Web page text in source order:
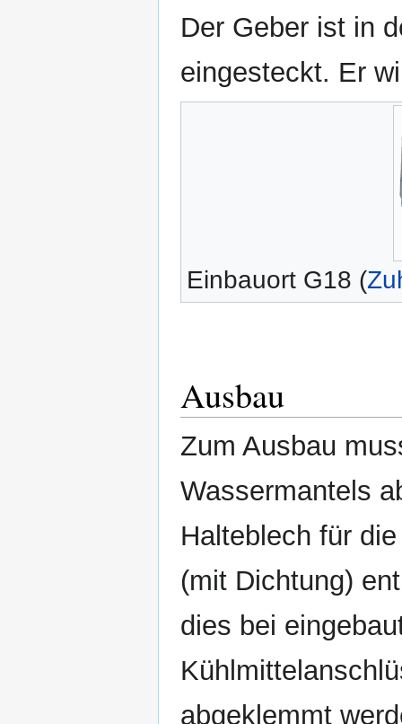
Der Geber ist in
eingesteckt. Er
Einbauort G18 (
Ausbau
Zum Ausbau
Wassermantels
Halteblech für
(mit Dichtung)
dies bei
abgeklemmt